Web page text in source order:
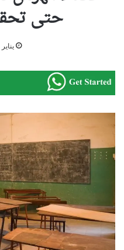
حتى
يناير 17, 2023